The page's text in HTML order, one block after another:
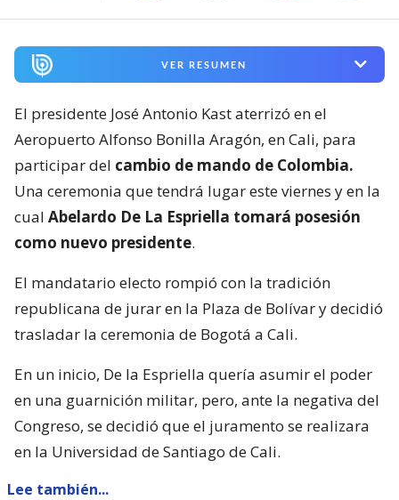
VER RESUMEN
El presidente José Antonio Kast aterrizó en el
Aeropuerto Alfonso Bonilla Aragón, en Cali, para
participar del cambio de mando de Colombia.
Una ceremonia que tendrá lugar este viernes y en la
cual Abelardo De La Espriella tomará posesión
como nuevo presidente.
El mandatario electo rompió con la tradición
republicana de jurar en la Plaza de Bolívar y decidió
trasladar la ceremonia de Bogotá a Cali.
En un inicio, De la Espriella quería asumir el poder
en una guarnición militar, pero, ante la negativa del
Congreso, se decidió que el juramento se realizara
en la Universidad de Santiago de Cali.
Lee también...